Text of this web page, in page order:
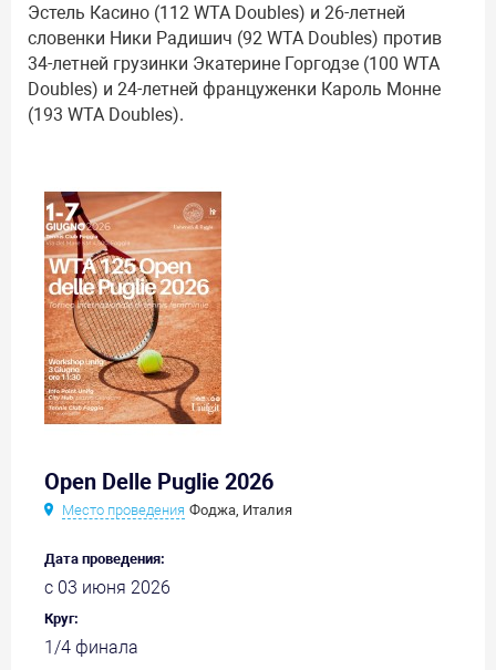
Эстель Касино (112 WTA Doubles) и 26-летней
словенки Ники Радишич (92 WTA Doubles) против
34-летней грузинки Экатерине Горгодзе (100 WTA
Doubles) и 24-летней француженки Кароль Монне
(193 WTA Doubles).
Open Delle Puglie 2026
Место проведения Фоджа, Италия
Дата проведения:
с 03 июня 2026
Круг:
1/4 финала